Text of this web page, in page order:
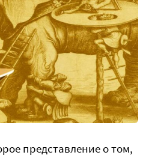
представление о том,